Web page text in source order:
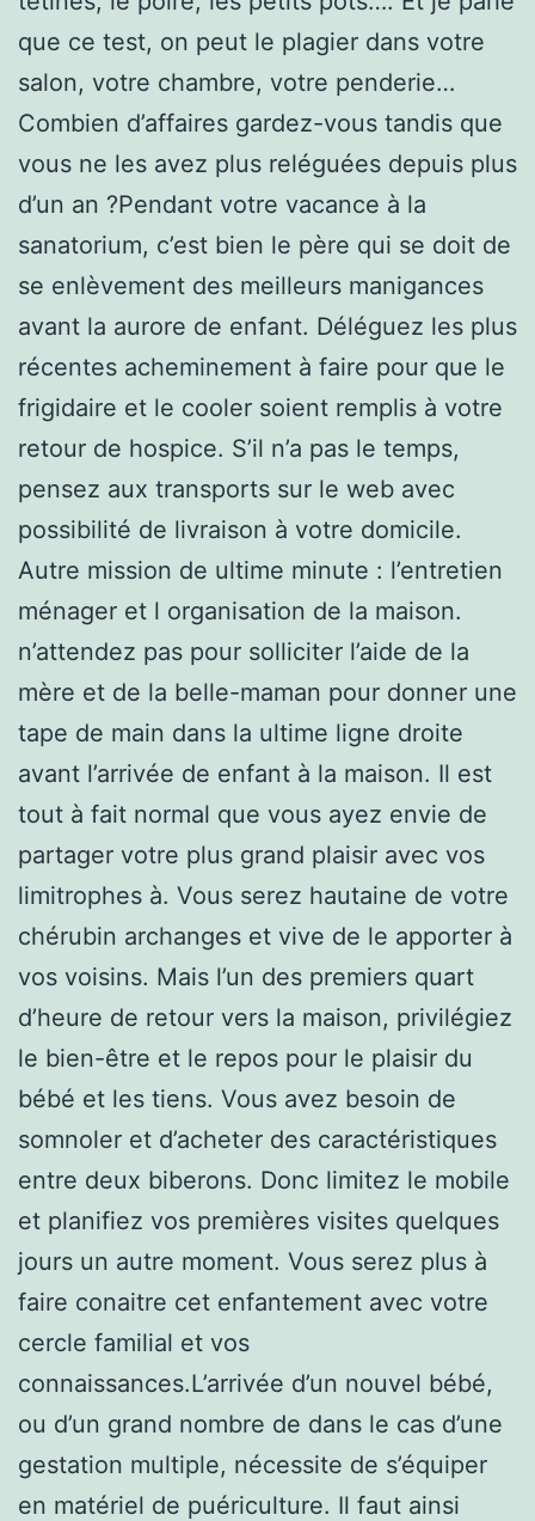
que ce test, on peut le plagier dans votre
salon, votre chambre, votre penderie…
Combien d’affaires gardez-vous tandis que
vous ne les avez plus reléguées depuis plus
d’un an ?Pendant votre vacance à la
sanatorium, c’est bien le père qui se doit de
se enlèvement des meilleurs manigances
avant la aurore de enfant. Déléguez les plus
récentes acheminement à faire pour que le
frigidaire et le cooler soient remplis à votre
retour de hospice. S’il n’a pas le temps,
pensez aux transports sur le web avec
possibilité de livraison à votre domicile.
Autre mission de ultime minute : l’entretien
ménager et l organisation de la maison.
n’attendez pas pour solliciter l’aide de la
mère et de la belle-maman pour donner une
tape de main dans la ultime ligne droite
avant l’arrivée de enfant à la maison. Il est
tout à fait normal que vous ayez envie de
partager votre plus grand plaisir avec vos
limitrophes à. Vous serez hautaine de votre
chérubin archanges et vive de le apporter à
vos voisins. Mais l’un des premiers quart
d’heure de retour vers la maison, privilégiez
le bien-être et le repos pour le plaisir du
bébé et les tiens. Vous avez besoin de
somnoler et d’acheter des caractéristiques
entre deux biberons. Donc limitez le mobile
et planifiez vos premières visites quelques
jours un autre moment. Vous serez plus à
faire conaitre cet enfantement avec votre
cercle familial et vos
connaissances.L’arrivée d’un nouvel bébé,
ou d’un grand nombre de dans le cas d’une
gestation multiple, nécessite de s’équiper
en matériel de puériculture. Il faut ainsi